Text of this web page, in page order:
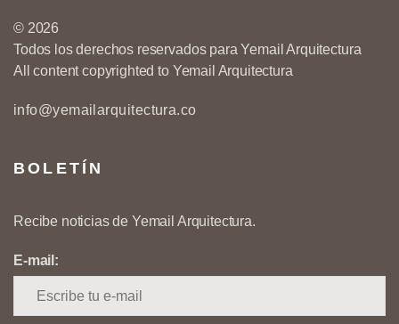
© 2026
Todos los derechos reservados para Yemail Arquitectura
All content copyrighted to Yemail Arquitectura
info@yemailarquitectura.co
BOLETÍN
Recibe noticias de Yemail Arquitectura.
E-mail: